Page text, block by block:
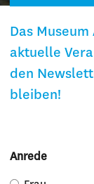
Das
aktuelle
den
bleiben!
Anrede